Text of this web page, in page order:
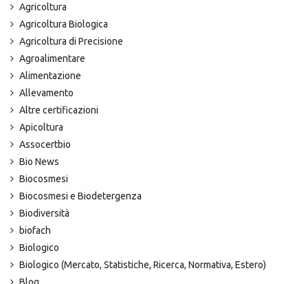
Agricoltura
Agricoltura Biologica
Agricoltura di Precisione
Agroalimentare
Alimentazione
Allevamento
Altre certificazioni
Apicoltura
Assocertbio
Bio News
Biocosmesi
Biocosmesi e Biodetergenza
Biodiversità
biofach
Biologico
Biologico (Mercato, Statistiche, Ricerca, Normativa, Estero)